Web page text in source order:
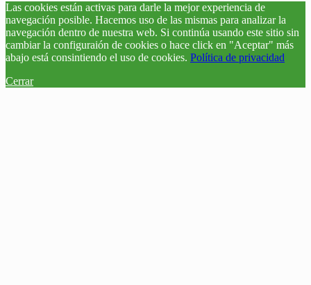
Las cookies están activas para darle la mejor experiencia de
navegación posible. Hacemos uso de las mismas para analizar la
navegación dentro de nuestra web. Si continúa usando este sitio sin
cambiar la configuraión de cookies o hace click en "Aceptar" más
abajo está consintiendo el uso de cookies. Política de privacidad
Cerrar